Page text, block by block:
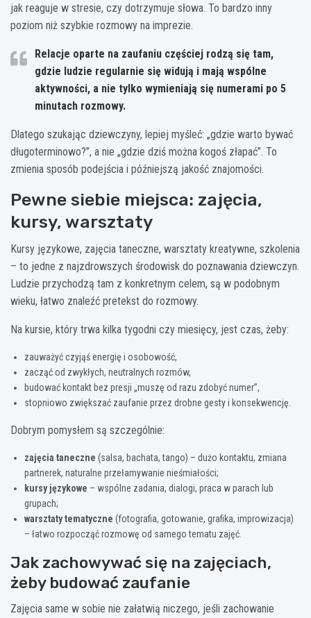
jak reaguje w stresie, czy dotrzymuje słowa. To bardzo inny
poziom niż szybkie rozmowy na imprezie.
Relacje oparte na zaufaniu częściej rodzą się tam,
gdzie ludzie regularnie się widują i mają wspólne
aktywności, a nie tylko wymieniają się numerami po 5
minutach rozmowy.
Dlatego szukając dziewczyny, lepiej myśleć: „gdzie warto bywać
długoterminowo?”, a nie „gdzie dziś można kogoś złapać”. To
zmienia sposób podejścia i późniejszą jakość znajomości.
Pewne siebie miejsca: zajęcia,
kursy, warsztaty
Kursy językowe, zajęcia taneczne, warsztaty kreatywne, szkolenia
– to jedne z najzdrowszych środowisk do poznawania dziewczyn.
Ludzie przychodzą tam z konkretnym celem, są w podobnym
wieku, łatwo znaleźć pretekst do rozmowy.
Na kursie, który trwa kilka tygodni czy miesięcy, jest czas, żeby:
zauważyć czyjąś energię i osobowość,
zacząć od zwykłych, neutralnych rozmów,
budować kontakt bez presji „muszę od razu zdobyć numer”,
stopniowo zwiększać zaufanie przez drobne gesty i konsekwencję.
Dobrym pomysłem są szczególnie:
zajęcia taneczne (salsa, bachata, tango) – dużo kontaktu, zmiana
partnerek, naturalne przełamywanie nieśmiałości;
kursy językowe – wspólne zadania, dialogi, praca w parach lub
grupach;
warsztaty tematyczne (fotografia, gotowanie, grafika, improwizacja)
– łatwo rozpocząć rozmowę od samego tematu zajęć.
Jak zachowywać się na zajęciach,
żeby budować zaufanie
Zajęcia same w sobie nie załatwią niczego, jeśli zachowanie